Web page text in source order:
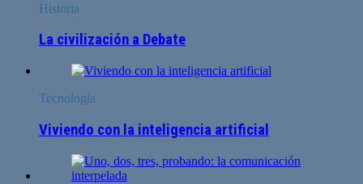
Historia
La civilización a Debate
Tecnología
Viviendo con la inteligencia artificial